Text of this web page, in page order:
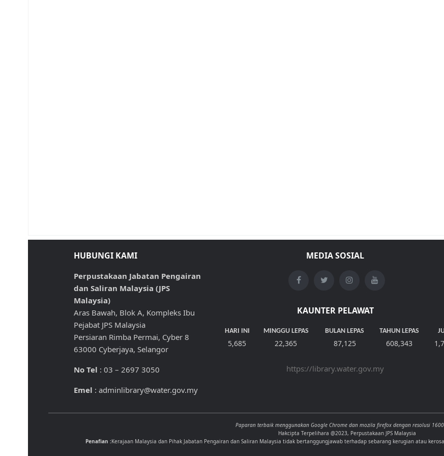
HUBUNGI KAMI
Perpustakaan Jabatan Pengairan
dan Saliran Malaysia (JPS
Malaysia)
Aras Bawah, Blok A, Kompleks Ibu
Pejabat JPS Malaysia
Persiaran Rimba Permai, Cyber 8
63000 Cyberjaya, Selangor
No Tel : 03 – 2697 3050
Emel : adminlibrary@water.gov.my
MEDIA SOSIAL
KAUNTER PELAWAT
HARI INI MINGGU LEPAS BULAN LEPAS TAHUN LEPAS
5,685 22,365 87,125 608,343
https://library.water.gov.my
Paparan terbaik menggunakan Google Chrome dan mozila firefox dengan resolusi
Hakcipta Terpelihara @2023, Perpustakaan JPS Malaysia
Penafian :Kerajaan Malaysia dan Pihak Jabatan Pengairan dan Saliran Malaysia tidak bertanggungjawab terhadap sebarang kerugian atau